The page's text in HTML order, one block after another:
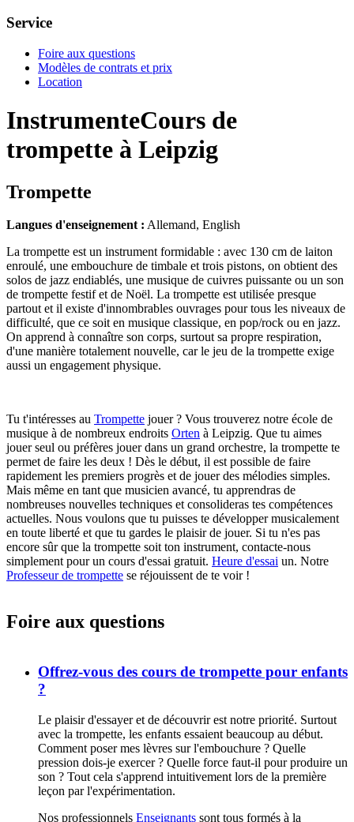
Service
Foire aux questions
Modèles de contrats et prix
Location
InstrumenteCours de
trompette à Leipzig
Trompette
Langues d'enseignement : Allemand, English
La trompette est un instrument formidable : avec 130 cm de laiton
enroulé, une embouchure de timbale et trois pistons, on obtient des
solos de jazz endiablés, une musique de cuivres puissante ou un son
de trompette festif et de Noël. La trompette est utilisée presque
partout et il existe d'innombrables ouvrages pour tous les niveaux de
difficulté, que ce soit en musique classique, en pop/rock ou en jazz.
On apprend à connaître son corps, surtout sa propre respiration,
d'une manière totalement nouvelle, car le jeu de la trompette exige
aussi un engagement physique.
Tu t'intéresses au Trompette jouer ? Vous trouverez notre école de
musique à de nombreux endroits Orten à Leipzig. Que tu aimes
jouer seul ou préfères jouer dans un grand orchestre, la trompette te
permet de faire les deux ! Dès le début, il est possible de faire
rapidement les premiers progrès et de jouer des mélodies simples.
Mais même en tant que musicien avancé, tu apprendras de
nombreuses nouvelles techniques et consolideras tes compétences
actuelles. Nous voulons que tu puisses te développer musicalement
en toute liberté et que tu gardes le plaisir de jouer. Si tu n'es pas
encore sûr que la trompette soit ton instrument, contacte-nous
simplement pour un cours d'essai gratuit. Heure d'essai un. Notre
Professeur de trompette se réjouissent de te voir !
Foire aux questions
Offrez-vous des cours de trompette pour enfants
?
Le plaisir d'essayer et de découvrir est notre priorité. Surtout
avec la trompette, les enfants essaient beaucoup au début.
Comment poser mes lèvres sur l'embouchure ? Quelle
pression dois-je exercer ? Quelle force faut-il pour produire un
son ? Tout cela s'apprend intuitivement lors de la première
leçon par l'expérimentation.
Nos professionnels Enseignants sont tous formés à la